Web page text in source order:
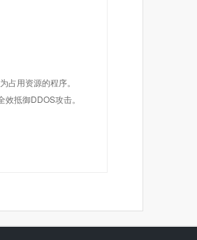
用资源的程序。
抵御DDOS攻击。